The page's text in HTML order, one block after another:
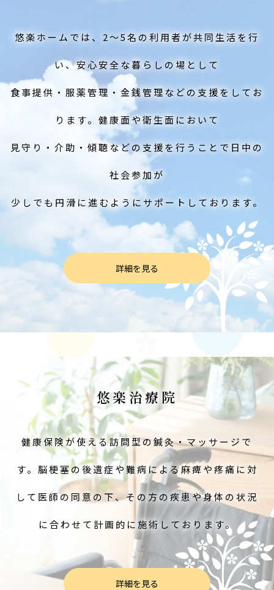
悠楽ホームでは、2～5名の利用者が共同生活を行
い、安心安全な暮らしの場として
食事提供・服薬管理・金銭管理などの支援をしてお
ります。健康面や衛生面において
見守り・介助・傾聴などの支援を行うことで日中の
社会参加が
少しでも円滑に進むようにサポートしております。
詳細を見る
悠楽治療院
健康保険が使える訪問型の鍼灸・マッサージで
す。脳梗塞の後遺症や難病による麻痺や疼痛に対
して医師の同意の下、その方の疾患や身体の状況
に合わせて計画的に施術しております。
詳細を見る